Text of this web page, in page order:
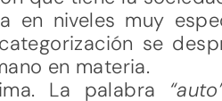
en niveles muy
se
en materia.
La palabra